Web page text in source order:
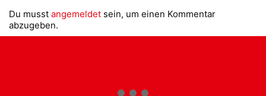
Du musst angemeldet sein, um einen Kommentar
abzugeben.